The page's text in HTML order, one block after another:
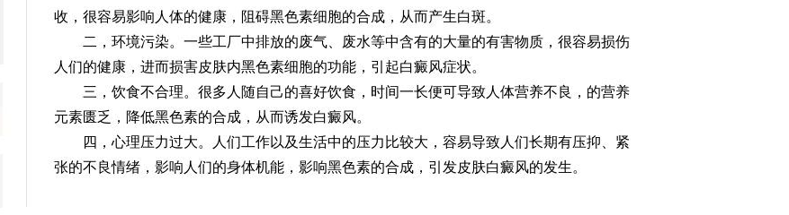
收，很容易影响人体的健康，阻碍黑色素细胞的合成，从而产生白斑。
二，环境污染。一些工厂中排放的废气、废水等中含有的大量的有害物质，很容易损伤
人们的健康，进而损害皮肤内黑色素细胞的功能，引起白癜风症状。
三，饮食不合理。很多人随自己的喜好饮食，时间一长便可导致人体营养不良，的营养
元素匮乏，降低黑色素的合成，从而诱发白癜风。
四，心理压力过大。人们工作以及生活中的压力比较大，容易导致人们长期有压抑、紧
张的不良情绪，影响人们的身体机能，影响黑色素的合成，引发皮肤白癜风的发生。